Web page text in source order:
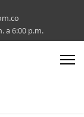
a 6:00 p.m.